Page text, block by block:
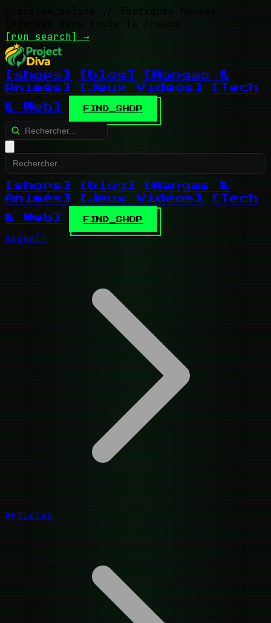
// Boutiques Mangas
indexées dans toute la France
[run search] →
[shops] [blog]
[Mangas &
Animés]
[Jeux Vidéos]
[Tech
& Web]
FIND_SHOP
[shops] [blog]
[Mangas &
Animés]
[Jeux Vidéos]
[Tech
& Web]
FIND_SHOP
Accueil
Articles